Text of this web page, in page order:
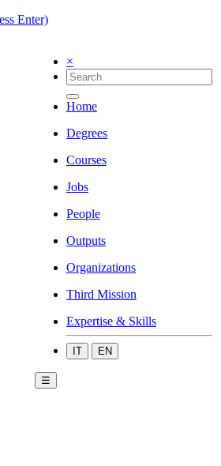
Enter)
×
Home
Degrees
Courses
Jobs
People
Outputs
Organizations
Third Mission
Expertise & Skills
IT EN
☰